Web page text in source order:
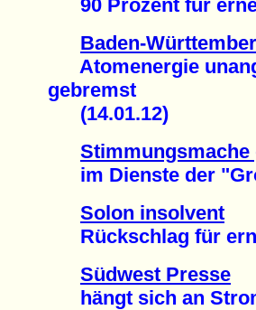
90 Prozent für
Baden-
Atomenergie
gebremst
(14.01.12)
Stimmungsmache
im Dienste der
Solon insolvent
Rückschlag für
Südwest Presse
hängt sich an